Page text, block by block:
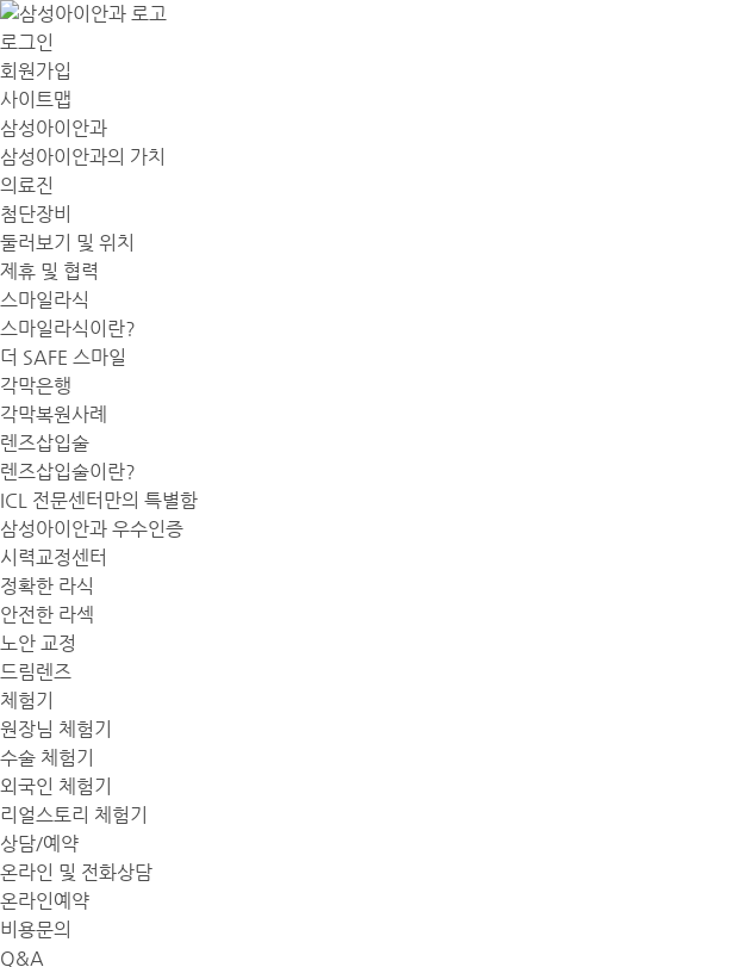
로그인
회원가입
사이트맵
삼성아이안과
삼성아이안과의 가치
의료진
첨단장비
둘러보기 및 위치
제휴 및 협력
스마일라식
스마일라식이란?
더 SAFE 스마일
각막은행
각막복원사례
렌즈삽입술
렌즈삽입술이란?
ICL 전문센터만의 특별함
삼성아이안과 우수인증
시력교정센터
정확한 라식
안전한 라섹
노안 교정
드림렌즈
체험기
원장님 체험기
수술 체험기
외국인 체험기
리얼스토리 체험기
상담/예약
온라인 및 전화상담
온라인예약
비용문의
Q&A